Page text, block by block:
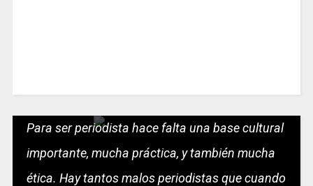
Para ser periodista hace falta una base cultural
importante, mucha práctica, y también mucha
ética. Hay tantos malos periodistas que cuando